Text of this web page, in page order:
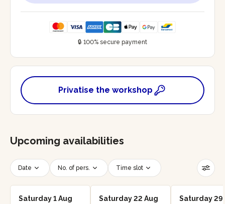
🔒 100% secure payment
Privatise the workshop
Upcoming availabilities
Date No. of pers. Time slot
Reset filters
Saturday 1 Aug Saturday 22 Aug Saturday 29